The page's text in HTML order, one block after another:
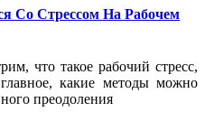
Со Стрессом На Рабочем
что такое рабочий стресс,
какие методы можно
преодоления